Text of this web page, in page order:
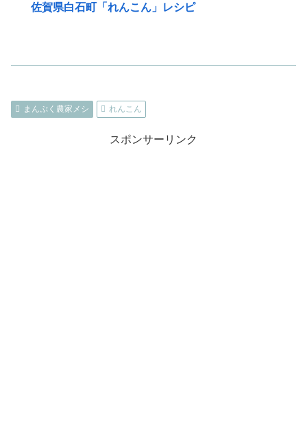
佐賀県白石町「れんこん」レシピ
まんぷく農家メシ れんこん
スポンサーリンク